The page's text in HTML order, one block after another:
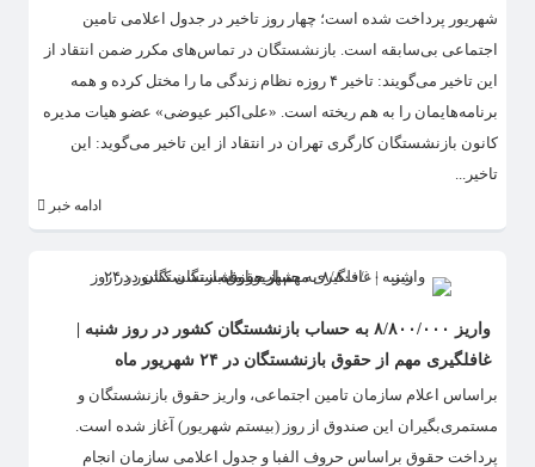
شهریور پرداخت ‌شده است؛ چهار روز تاخیر در جدول اعلامی تامین
اجتماعی بی‌سابقه است. بازنشستگان در تماس‌های مکرر ضمن انتقاد از
این تاخیر می‌گویند: تاخیر ۴ روزه نظام زندگی ما را مختل کرده و همه
برنامه‌هایمان را به هم ریخته است. «علی‌اکبر عیوضی» عضو هیات مدیره
کانون بازنشستگان کارگری تهران در انتقاد از این تاخیر می‌گوید: این
تاخیر...
ادامه خبر
واریز ۸/۸۰۰/۰۰۰ به حساب بازنشستگان کشور در روز شنبه |
غافلگیری مهم از حقوق بازنشستگان در ۲۴ شهریور ماه
براساس اعلام سازمان تامین اجتماعی، واریز حقوق بازنشستگان و
مستمری‌‌بگیران این صندوق از روز (بیستم شهریور) آغاز شده است.
پرداخت حقوق براساس حروف الفبا و جدول اعلامی سازمان انجام